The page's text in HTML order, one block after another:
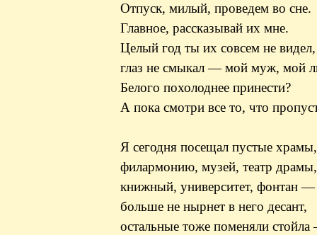
Отпуск, милый, проведем во сне.
Главное, рассказывай их мне.
Целый год ты их совсем не видел,
глаз не смыкал — мой муж, мой
Белого похолоднее принести?
А пока смотри все то, что
Я сегодня посещал пустые храмы,
филармонию, музей, театр драмы,
книжный, университет, фонтан —
больше не нырнет в него десант,
остальные тоже поменяли